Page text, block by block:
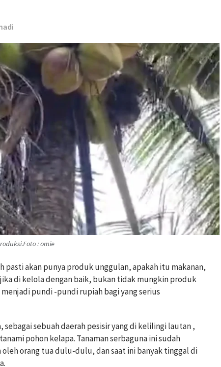
: omie
pasti akan punya produk unggulan, apakah itu makanan,
di kelola dengan baik, bukan tidak mungkin produk
pundi -pundi rupiah bagi yang serius
sebuah daerah pesisir yang di kelilingi lautan ,
pohon kelapa. Tanaman serbaguna ini sudah
orang tua dulu-dulu, dan saat ini banyak tinggal di